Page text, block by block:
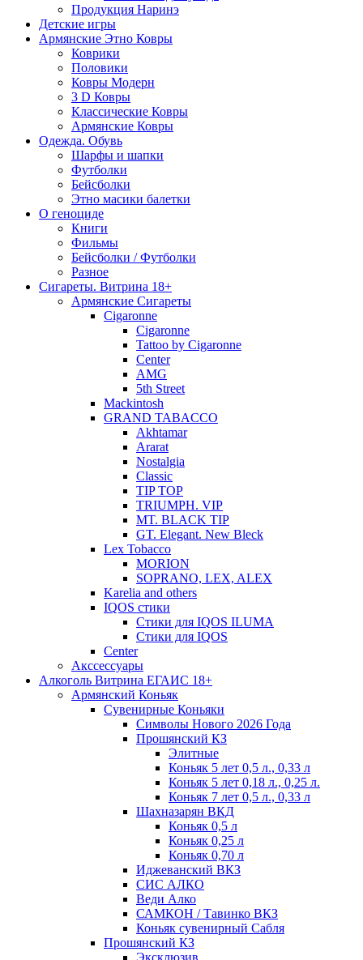
Продукция Наринэ
Детские игры
Армянские Этно Ковры
Коврики
Половики
Ковры Модерн
3 D Ковры
Классические Ковры
Армянские Ковры
Одежда. Обувь
Шарфы и шапки
Футболки
Бейсболки
Этно масики балетки
О геноциде
Книги
Фильмы
Бейсболки / Футболки
Разное
Сигареты. Витрина 18+
Армянские Сигареты
Cigaronne
Cigaronne
Tattoo by Cigaronne
Center
AMG
5th Street
Mackintosh
GRAND TABACCO
Akhtamar
Ararat
Nostalgia
Classic
TIP TOP
TRIUMPH. VIP
MT. BLACK TIP
GT. Elegant. New Bleck
Lex Tobacco
MORION
SOPRANO, LEX, ALEX
Karelia and others
IQOS стики
Стики для IQOS ILUMA
Стики для IQOS
Сenter
Акссессуары
Алкоголь Витрина ЕГАИС 18+
Армянский Коньяк
Сувенирные Коньяки
Символы Нового 2026 Года
Прошянский КЗ
Элитные
Коньяк 5 лет 0,5 л., 0,33 л
Коньяк 5 лет 0,18 л., 0,25 л.
Коньяк 7 лет 0,5 л., 0,33 л
Шахназарян ВКД
Коньяк 0,5 л
Коньяк 0,25 л
Коньяк 0,70 л
Иджеванский ВКЗ
СИС АЛКО
Веди Алко
САМКОН / Тавинко ВКЗ
Коньяк сувенирный Сабля
Прошянский КЗ
Эксклюзив